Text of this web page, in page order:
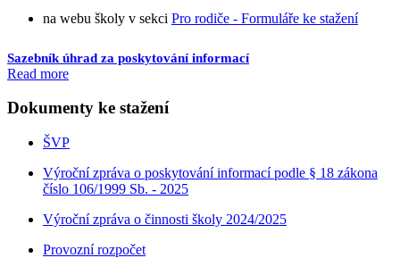
na webu školy v sekci Pro rodiče - Formuláře ke stažení
Sazebník úhrad za poskytování informací
Read more
Dokumenty ke stažení
ŠVP
Výroční zpráva o poskytování informací podle § 18 zákona
číslo 106/1999 Sb. - 2025
Výroční zpráva o činnosti školy 2024/2025
Provozní rozpočet